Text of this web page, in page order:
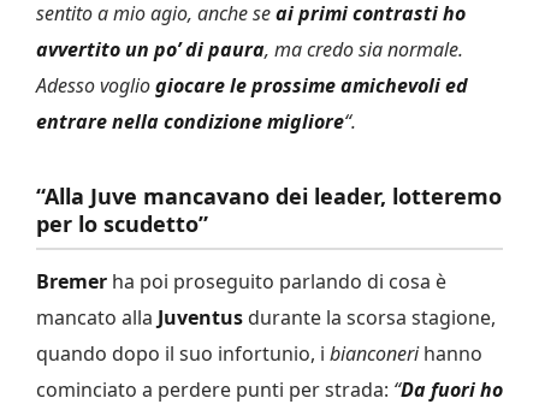
sentito a mio agio, anche seai primi contrasti ho
avvertito un po’ di paura, ma credo sia normale.
Adesso vogliogiocare le prossime amichevoli ed
entrare nella condizione migliore“.
“Alla Juve mancavano dei leader, lotteremo
per lo scudetto”
Bremer ha poi proseguito parlando di cosa è
mancato alla Juventus durante la scorsa stagione,
quando dopo il suo infortunio, i bianconerihanno
cominciato a perdere punti per strada: “Da fuori ho